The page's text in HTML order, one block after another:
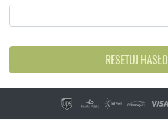
RESETUJ HASŁO